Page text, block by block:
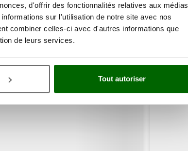
d'offrir des fonctionnalités relatives aux médias
sur l'utilisation de notre site avec nos
combiner celles-ci avec d'autres informations que
de leurs services.
Tout autoriser
ces articles: